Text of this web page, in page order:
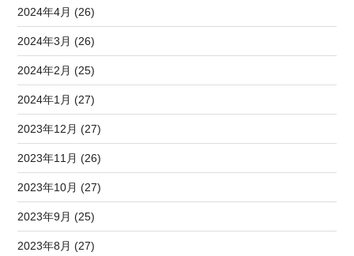
2024年4月 (26)
2024年3月 (26)
2024年2月 (25)
2024年1月 (27)
2023年12月 (27)
2023年11月 (26)
2023年10月 (27)
2023年9月 (25)
2023年8月 (27)